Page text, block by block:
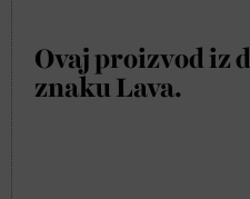
Ovaj proizvod iz
znaku Lava.